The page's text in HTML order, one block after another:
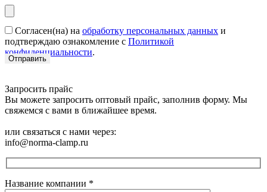
Согласен(на) на обработку персональных данных и
подтверждаю ознакомление с Политикой
конфиденциальности.
Запросить прайс
Вы можете запросить оптовый прайс, заполнив форму. Мы
свяжемся с вами в ближайшее время.
или связаться с нами через:
info@norma-clamp.ru
Название компании *